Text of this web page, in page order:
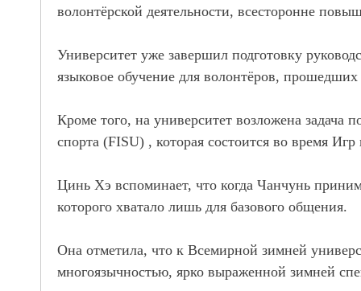
волонтёрской деятельности, всесторонне
Университет уже завершил подготовку
языковое обучение для волонтёров,
Кроме того, на университет возложена
спорта (FISU) , которая состоится во время
Цинь Хэ вспоминает, что когда Чанчунь
которого хватало лишь для базового общения.
Она отметила, что к Всемирной зимней
многоязычностью, ярко выраженной зимней